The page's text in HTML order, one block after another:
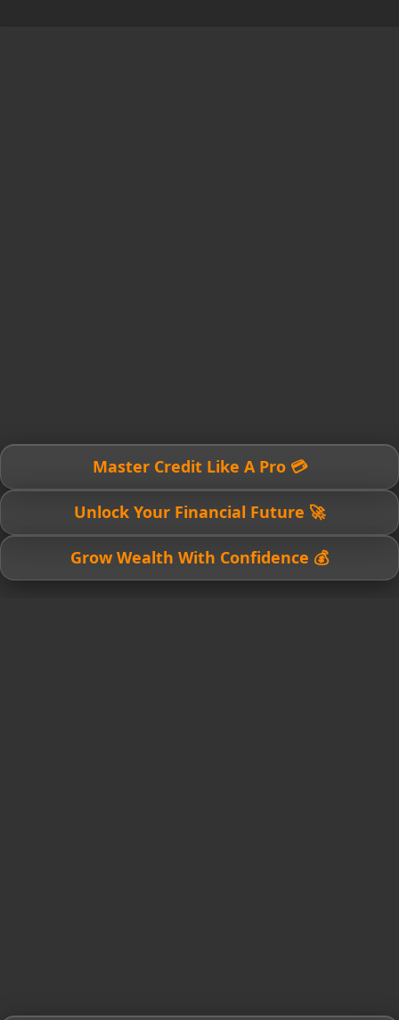
💳 Master Credit Like A Pro
🚀 Unlock Your Financial Future
💰 Grow Wealth With Confidence